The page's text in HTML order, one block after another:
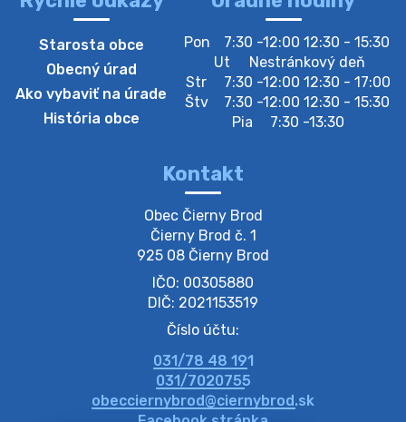
Zber separovaného odpadu plastu-
Oznamujeme obyvateľom, že v stredu 05. augusta
prebehne zber separovaného odpadu plastu. Prosíme
obyvateľov, aby vrecia s odpadom vyložili pred dom už
Oznámenie o plánovanom prerušení dodávky
Oznamujeme Vám, že v určitých dňoch bude v
niektorých častiach našej obce plánované prerušenie
distribúcie elektrickej energie. Podrobné informácie o
dátumoch, časoch a dotknutých …
4. augusta 2026 09:48
Zber BIO odpadu-BIO hulladék elszállítása
Obecný úrad v Čiernom Brode oznamuje obyvateľom,
že ďalší odvoz BIO odpadu sa uskutoční 03.08.2026
Starosta obce
Obecný úrad
Ako vybaviť na úrade
História obce
Pon
7:30 -12:00 12:30 - 15:30
Ut
Nestránkový deň
Str
7:30 -12:00 12:30 - 17:00
Štv
7:30 -12:00 12:30 - 15:30
Pia
7:30 -13:30
Kontakt
Obec Čierny Brod
Čierny Brod č. 1
925 08 Čierny Brod
IČO: 00305880
DIČ: 2021153519
Číslo účtu:
031/78 48 191
031/7020755
obecciernybrod@ciernybrod.sk